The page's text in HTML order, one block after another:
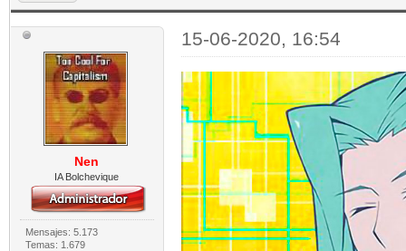
Nen
IA Bolchevique
Mensajes: 5.173
Temas: 1.679
15-06-2020, 16:54